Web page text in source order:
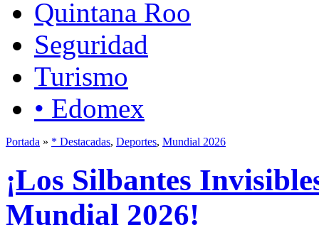
Quintana Roo
Seguridad
Turismo
• Edomex
Portada » * Destacadas, Deportes, Mundial 2026
¡Los Silbantes
Mundial 2026!